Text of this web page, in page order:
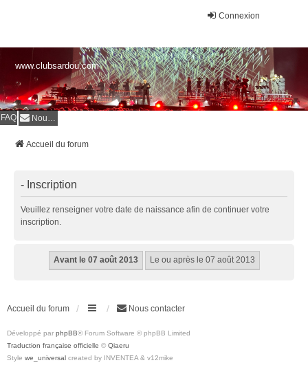
Connexion
www.clubsardou.com
FAQ Nous contacter
Accueil du forum
- Inscription
Veuillez renseigner votre date de naissance afin de continuer votre
inscription.
Accueil du forum Nous contacter
Développé par phpBB® Forum Software © phpBB Limited
Traduction française officielle © Qiaeru
Style we_universal created by INVENTEA & v12mike